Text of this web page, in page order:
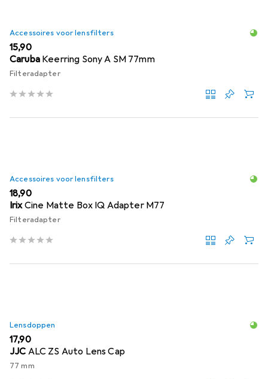
Accessoires voor lensfilters
EUR
15,90
Caruba Keerring Sony A SM 77mm
Filteradapter
Accessoires voor lensfilters
EUR
18,90
IrixCine Matte Box IQ Adapter M77
Filteradapter
Lensdoppen
EUR
17,90
JJC ALC ZS Auto Lens Cap
77 mm